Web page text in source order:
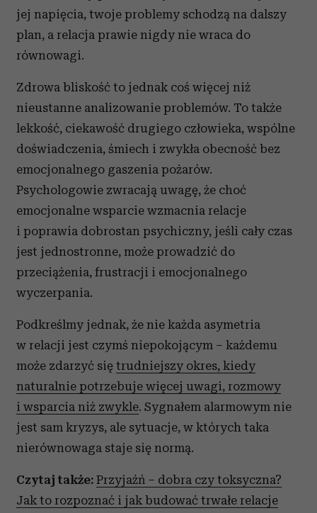
jej napięcia, twoje problemy schodzą na dalszy
plan, a relacja prawie nigdy nie wraca do
równowagi.
Zdrowa bliskość to jednak coś więcej niż
nieustanne analizowanie problemów. To także
lekkość, ciekawość drugiego człowieka, wspólne
doświadczenia, śmiech i zwykła obecność bez
emocjonalnego gaszenia pożarów.
Psychologowie zwracają uwagę, że choć
emocjonalne wsparcie wzmacnia relacje
i poprawia dobrostan psychiczny, jeśli cały czas
jest jednostronne, może prowadzić do
przeciążenia, frustracji i emocjonalnego
wyczerpania.
Podkreślmy jednak, że nie każda asymetria
w relacji jest czymś niepokojącym – każdemu
może zdarzyć się trudniejszy okres, kiedy
naturalnie potrzebuje więcej uwagi, rozmowy
i wsparcia niż zwykle. Sygnałem alarmowym nie
jest sam kryzys, ale sytuacje, w których taka
nierównowaga staje się normą.
Czytaj także: Przyjaźń – dobra czy toksyczna?
Jak to rozpoznać i jak budować trwałe relacje